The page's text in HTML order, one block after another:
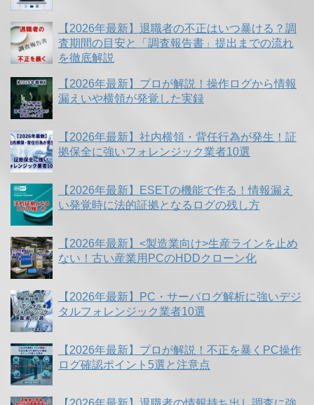
【2026年最新】退職者の不正はいつ暴ける？調
査期間の目安と「調査報告書」提出までの流れ
を徹底解説
【2026年最新】プロが解説！操作ログから情報
漏えいや横領が発覚した実録
【2026年最新】社内横領・背任行為が発生！証
拠保全に強いフォレンジック業者10選
【2026年最新】ESETの機能で作る！情報漏え
い発覚時に法的証拠となるログの残し方
【2026年最新】<製造業向け>生産ラインを止め
ない！古い産業用PCのHDDクローン化
【2026年最新】PC・サーバログ解析に強いデジ
タルフォレンジック業者10選
【2026年最新】プロが解説！不正を暴くPC操作
ログ確認ポイント5選と注意点